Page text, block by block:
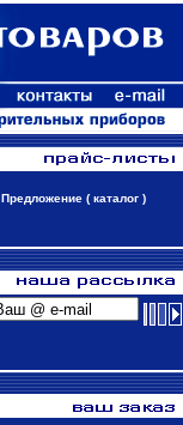
Предложение ( каталог )